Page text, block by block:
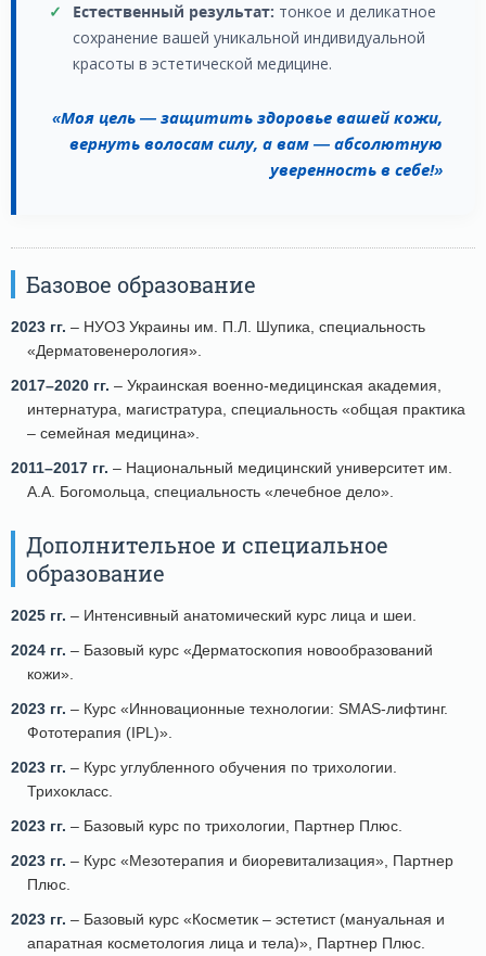
✓
Естественный результат: тонкое и деликатное
сохранение вашей уникальной индивидуальной
красоты в эстетической медицине.
«Моя цель — защитить здоровье вашей кожи,
вернуть волосам силу, а вам — абсолютную
уверенность в себе!»
Базовое образование
2023 гг. – НУОЗ Украины им. П.Л. Шупика, специальность
«Дерматовенерология».
2017–2020 гг. – Украинская военно-медицинская академия,
интернатура, магистратура, специальность «общая практика
– семейная медицина».
2011–2017 гг. – Национальный медицинский университет им.
А.А. Богомольца, специальность «лечебное дело».
Дополнительное и специальное
образование
2025 гг. – Интенсивный анатомический курс лица и шеи.
2024 гг. – Базовый курс «Дерматоскопия новообразований
кожи».
2023 гг. – Курс «Инновационные технологии: SMAS-лифтинг.
Фототерапия (IPL)».
2023 гг. – Курс углубленного обучения по трихологии.
Трихокласс.
2023 гг. – Базовый курс по трихологии, Партнер Плюс.
2023 гг. – Курс «Мезотерапия и биоревитализация», Партнер
Плюс.
2023 гг. – Базовый курс «Косметик – эстетист (мануальная и
апаратная косметология лица и тела)», Партнер Плюс.